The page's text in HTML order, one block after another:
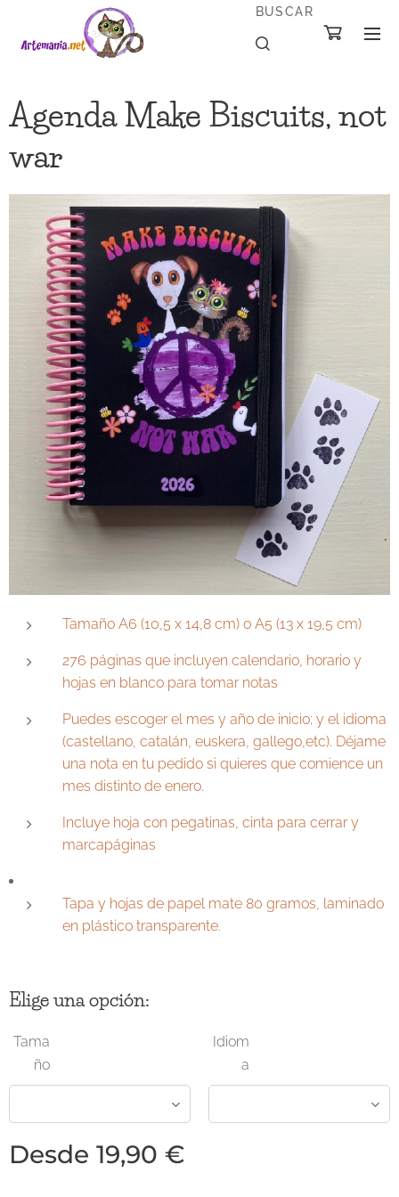
BUSCAR
Agenda Make Biscuits, not
war
Tamaño A6 (10,5 x 14,8 cm) o A5 (13 x 19,5 cm)
276 páginas que incluyen calendario, horario y
hojas en blanco para tomar notas
Puedes escoger el mes y año de inicio; y el idioma
(castellano, catalán, euskera, gallego,etc). Déjame
una nota en tu pedido si quieres que comience un
mes distinto de enero.
Incluye hoja con pegatinas, cinta para cerrar y
marcapáginas
Tapa y hojas de papel mate 80 gramos, laminado
en plástico transparente.
Elige una opción:
Tama
ño
Idiom
a
Desde 19,90 €